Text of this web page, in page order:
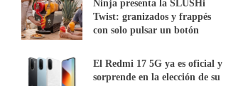
Ninja presenta la SLUSHi
Twist: granizados y frappés
con solo pulsar un botón
El Redmi 17 5G ya es oficial y
sorprende en la elección de su